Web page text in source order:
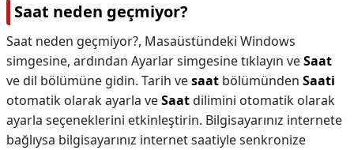
Saat neden geçmiyor?
Saat neden geçmiyor?, Masaüstündeki Windows
simgesine, ardından Ayarlar simgesine tıklayın veSaat
ve dil bölümüne gidin. Tarih vesaat bölümünden Saati
otomatik olarak ayarla veSaatdilimini otomatik olarak
ayarla seçeneklerini etkinleştirin. Bilgisayarınız internete
bağlıysa bilgisayarınız internet saatiyle senkronize